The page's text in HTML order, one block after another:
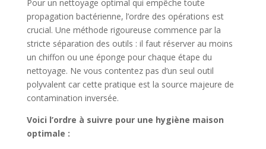
Pour un nettoyage optimal qui empêche toute
propagation bactérienne, l’ordre des opérations est
crucial. Une méthode rigoureuse commence par la
stricte séparation des outils : il faut réserver au moins
un chiffon ou une éponge pour chaque étape du
nettoyage. Ne vous contentez pas d’un seul outil
polyvalent car cette pratique est la source majeure de
contamination inversée.
Voici l’ordre à suivre pour une hygiène maison
optimale :